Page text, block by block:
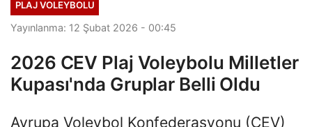
PLAJ VOLEYBOLU
Yayınlanma: 12 Şubat 2026 - 00:45
2026 CEV Plaj Voleybolu Milletler
Kupası'nda Gruplar Belli Oldu
Avrupa Voleybol Konfederasyonu (CEV)